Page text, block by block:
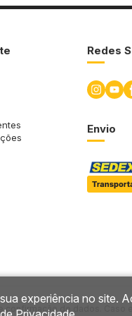
Redes
Envio
de dados. Caso
experiência no site.